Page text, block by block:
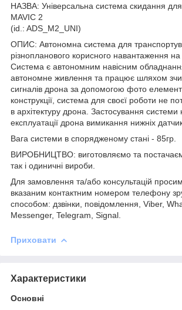
НАЗВА: Універсальна система скидання
MAVIC 2
(id.: ADS_М2_UNI)
ОПИС: Автономна система для
різнопланового корисного навантаження на
Система є автономним навісним
автономне живлення та працює шляхом
сигналів дрона за допомогою фото
конструкції, система для своєї роботи не
в архітектуру дрона. Застосування
експлуатації дрона вимикання нижніх
Вага системи в спорядженому стані - 85гр.
ВИРОБНИЦТВО: виготовляємо та постачаємо
так і одиничні вироби.
Для замовлення та/або консультацій
вказаним контактним номером телефону
способом: дзвінки, повідомлення, Viber,
Messenger, Telegram, Signal.
Приховати
Характеристики
Основні